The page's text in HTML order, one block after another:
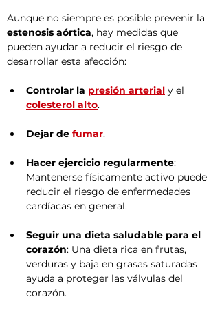
Aunque no siempre es posible prevenir la
estenosis aórtica, hay medidas que
pueden ayudar a reducir el riesgo de
desarrollar esta afección:
Controlar la presión arterial y el
colesterol alto.
Dejar de fumar.
Hacer ejercicio regularmente:
Mantenerse físicamente activo puede
reducir el riesgo de enfermedades
cardíacas en general.
Seguir una dieta saludable para el
corazón: Una dieta rica en frutas,
verduras y baja en grasas saturadas
ayuda a proteger las válvulas del
corazón.